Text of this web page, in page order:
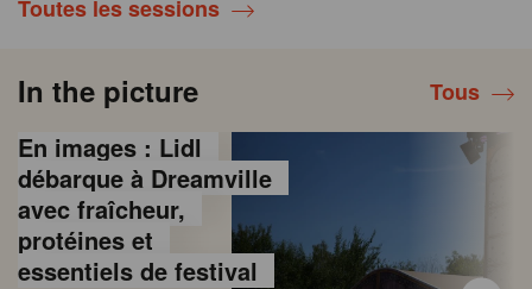
Toutes les sessions
In the picture Tous
En images : Lidl
débarque à Dreamville
avec fraîcheur,
protéines et
essentiels de festival